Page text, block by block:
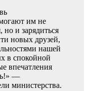
им не
но и зарядиться
новых друзей,
нашей
в спокойной
впечатления
—
министерства.